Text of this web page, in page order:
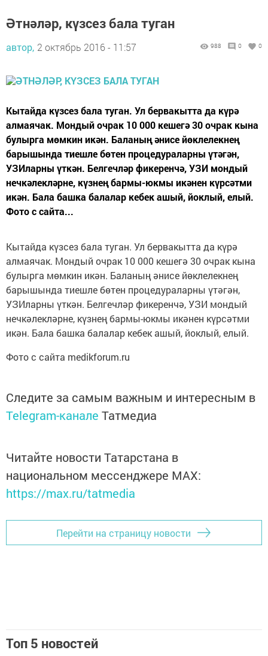
Әтнәләр, күзсез бала туган
автор, 2 октябрь 2016 - 11:57 988 0 0
Кытайда күзсез бала туган. Ул бервакытта да күрә
алмаячак. Мондый очрак 10 000 кешегә 30 очрак кына
булырга мөмкин икән. Баланың әнисе йөклелекнең
барышында тиешле бөтен процедураларны үтәгән,
УЗИларны үткән. Белгечләр фикеренчә, УЗИ мондый
нечкәлекләрне, күзнең бармы-юкмы икәнен күрсәтми
икән. Бала башка балалар кебек ашый, йоклый, елый.
Фото с сайта...
Кытайда күзсез бала туган. Ул бервакытта да күрә
алмаячак. Мондый очрак 10 000 кешегә 30 очрак кына
булырга мөмкин икән. Баланың әнисе йөклелекнең
барышында тиешле бөтен процедураларны үтәгән,
УЗИларны үткән. Белгечләр фикеренчә, УЗИ мондый
нечкәлекләрне, күзнең бармы-юкмы икәнен күрсәтми
икән. Бала башка балалар кебек ашый, йоклый, елый.
Фото с сайта medikforum.ru
Следите за самым важным и интересным в
Telegram-канале Татмедиа
Читайте новости Татарстана в
национальном мессенджере MАХ:
https://max.ru/tatmedia
Перейти на страницу новости
Топ 5 новостей